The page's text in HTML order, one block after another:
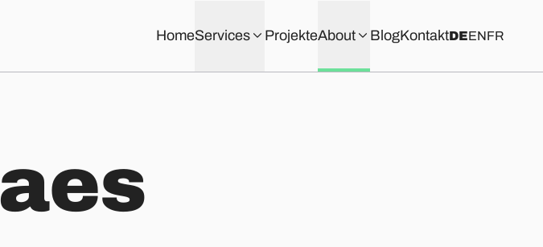
HomeServices ProjekteAbout BlogKontaktDEENFR
aes